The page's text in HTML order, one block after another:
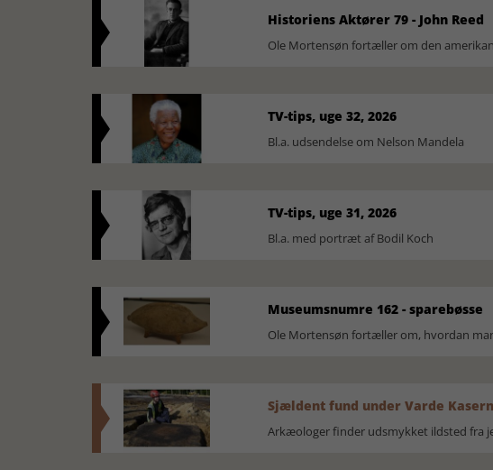
Historiens Aktører 79 - John Reed
Ole Mortensøn fortæller om den
TV-tips, uge 32, 2026
Bl.a. udsendelse om Nelson Mandela
TV-tips, uge 31, 2026
Bl.a. med portræt af Bodil Koch
Museumsnumre 162 - sparebøsse
Ole Mortensøn fortæller om, hvordan
Sjældent fund under Varde
Arkæologer finder udsmykket ildsted fra